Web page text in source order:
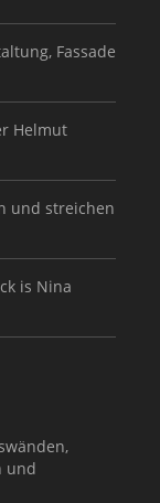
Fassade
Helmut
und streichen
is Nina
und